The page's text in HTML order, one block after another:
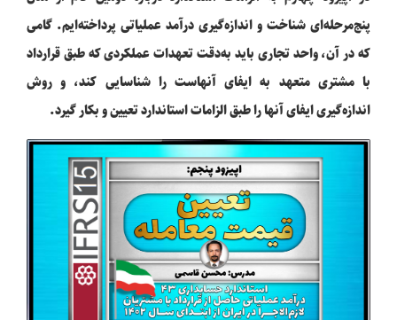
پنج‌مرحله‌ای شناخت و اندازه‌گیری درآمد عملیاتی پرداخته‌ایم. گامی
که در آن، واحد تجاری باید به‌دقت تعهدات عملکردی که طبق قرارداد
با مشتری متعهد به ایفای آنهاست را شناسایی کند، و روش
اندازه‌گیری ایفای آنها را طبق الزامات استاندارد تعیین و بکار گیرد.